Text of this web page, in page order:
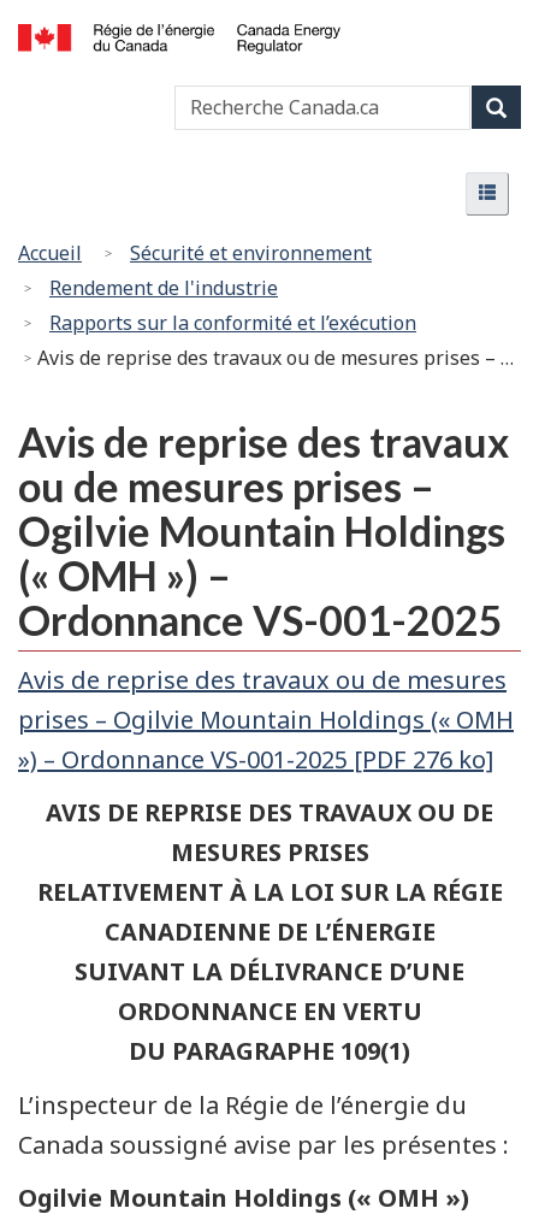
Passer
au
contenu
principal
Version
HTML
simplifiée
l’énergie
du
Canada
Vous
êtes
ici
Accueil
Sécurité et environnement
Rendement de l'industrie
Rapports sur la conformité et l’exécution
Avis de reprise des travaux ou de mesures prises – Ogilvie Mountain Holdings (« OMH ») – Ordonnance VS-001-2025
Avis de reprise des travaux
ou de mesures prises –
Ogilvie Mountain Holdings
(« OMH ») –
Ordonnance VS-001-2025
Avis de reprise des travaux ou de mesures
prises – Ogilvie Mountain Holdings (« OMH
») – Ordonnance VS-001-2025 [PDF 276 ko]
AVIS DE REPRISE DES TRAVAUX OU DE
MESURES PRISES
RELATIVEMENT À LA LOI SUR LA RÉGIE
CANADIENNE DE L’ÉNERGIE
SUIVANT LA DÉLIVRANCE D’UNE
ORDONNANCE EN VERTU
DU PARAGRAPHE 109(1)
L’inspecteur de la Régie de l’énergie du
Canada soussigné avise par les présentes :
Ogilvie Mountain Holdings (« OMH »)